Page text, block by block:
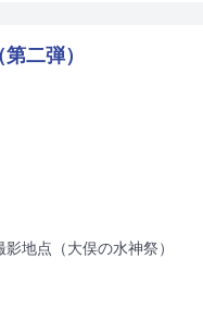
二弾）
影地点 （大俣の水神祭）